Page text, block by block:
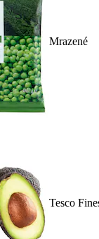
Mrazené
Tesco